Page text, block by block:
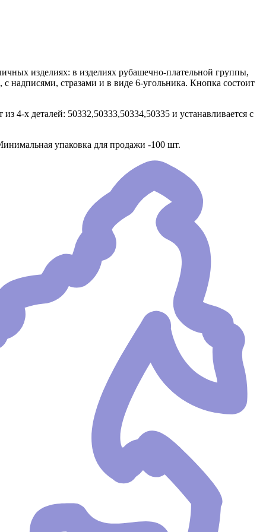
изделиях: в изделиях рубашечно-плательной группы,
надписями, стразами и в виде 6-угольника. Кнопка состоит
4-х деталей: 50332,50333,50334,50335 и устанавливается с
упаковка для продажи -100 шт.